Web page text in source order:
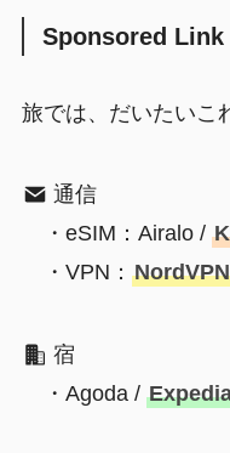
Sponsored Link
旅では、だいたいこ
通信
・eSIM：Airalo /
・VPN： NordVPN
宿
・Agoda /